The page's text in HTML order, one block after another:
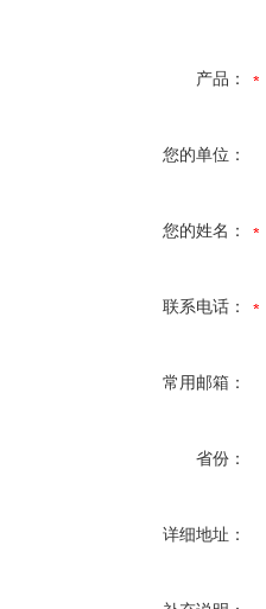
产品：
您的单位：
您的姓名：
联系电话：
常用邮箱：
省份：
详细地址：